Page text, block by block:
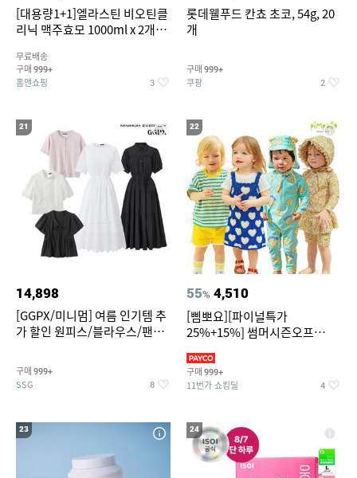
[대용량1+1]엘라스틴 비오틴클
리닉 맥주효모 1000ml x 2개
무료배송
구매 999+
홈앤쇼핑 3
롯데웰푸드 칸쵸 초코, 54g, 20
개
구매 999+
쿠팡 2
21
14,898
[GGPX/미니멈] 여름 인기템 추
가 할인 원피스/블라우스/팬츠
구매 999+
SSG 8
22
55% 4,510
[삠뽀요][파이널특가
25%+15%] 썸머시즌오프
영복/티셔츠/
구매 999+
11번가 쇼킹딜 4
23 24